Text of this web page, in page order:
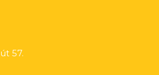
57.